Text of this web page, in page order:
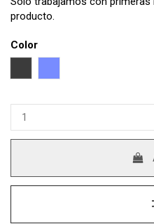
producto.
Color